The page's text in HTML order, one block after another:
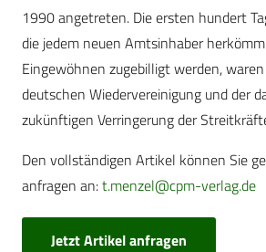
1990 angetreten. Die ersten hundert
die jedem neuen Amtsinhaber
Eingewöhnen zugebilligt werden,
deutschen Wiedervereinigung und der
zukünftigen Verringerung der
Den vollständigen Artikel können Sie
anfragen an:t.menzel@cpm-verlag.de
Jetzt Artikel anfragen